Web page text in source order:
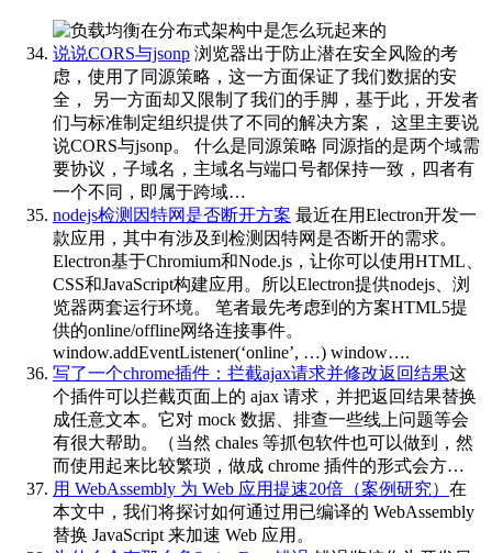
说说CORS与jsonp 浏览器出于防止潜在安全风险的考
虑，使用了同源策略，这一方面保证了我们数据的安
全， 另一方面却又限制了我们的手脚，基于此，开发者
们与标准制定组织提供了不同的解决方案， 这里主要说
说CORS与jsonp。 什么是同源策略 同源指的是两个域需
要协议，子域名，主域名与端口号都保持一致，四者有
一个不同，即属于跨域…
nodejs检测因特网是否断开方案 最近在用Electron开发一
款应用，其中有涉及到检测因特网是否断开的需求。
Electron基于Chromium和Node.js，让你可以使用HTML、
CSS和JavaScript构建应用。所以Electron提供nodejs、浏
览器两套运行环境。 笔者最先考虑到的方案HTML5提
供的online/offline网络连接事件。
window.addEventListener(‘online’, …) window….
写了一个chrome插件：拦截ajax请求并修改返回结果这
个插件可以拦截页面上的 ajax 请求，并把返回结果替换
成任意文本。它对 mock 数据、排查一些线上问题等会
有很大帮助。（当然 chales 等抓包软件也可以做到，然
而使用起来比较繁琐，做成 chrome 插件的形式会方…
用 WebAssembly 为 Web 应用提速20倍（案例研究） 在
本文中，我们将探讨如何通过用已编译的 WebAssembly
替换 JavaScript 来加速 Web 应用。